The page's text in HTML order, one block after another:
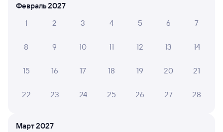
добрый человек и замечательный сотрудник!)
Анастасия М.
приятно
Февраль 2027
1
2 3 4 5 6 7
8 9 10 11 12 13 14
15 16 17 18 19 20 21
22 23 24 25 26 27 28
Март 2027